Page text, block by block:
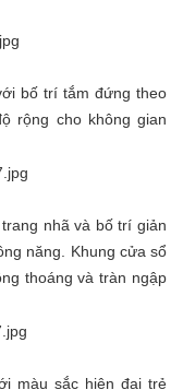
bố trí tắm đứng theo
rộng cho không gian
nhã và bố trí giản
năng. Khung cửa sổ
thoáng và tràn ngập
màu sắc hiện đại trẻ